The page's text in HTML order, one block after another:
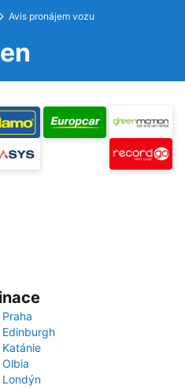
Avis pronájem vozu
Praha
Edinburgh
Katánie
Olbia
Londýn